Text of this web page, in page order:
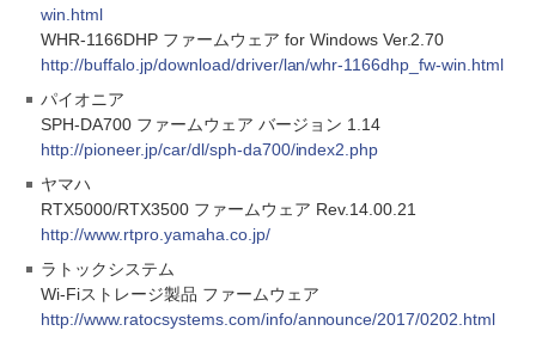
win.html
WHR-1166DHP ファームウェア for Windows Ver.2.70
http://buffalo.jp/download/driver/lan/whr-1166dhp_fw-win.html
パイオニア
SPH-DA700 ファームウェア バージョン 1.14
http://pioneer.jp/car/dl/sph-da700/index2.php
ヤマハ
RTX5000/RTX3500 ファームウェア Rev.14.00.21
http://www.rtpro.yamaha.co.jp/
ラトックシステム
Wi-Fiストレージ製品 ファームウェア
http://www.ratocsystems.com/info/announce/2017/0202.html